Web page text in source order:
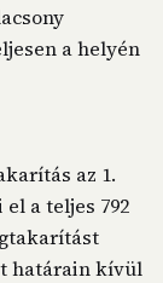
a helyén
az 1.
a teljes 792
határain kívül